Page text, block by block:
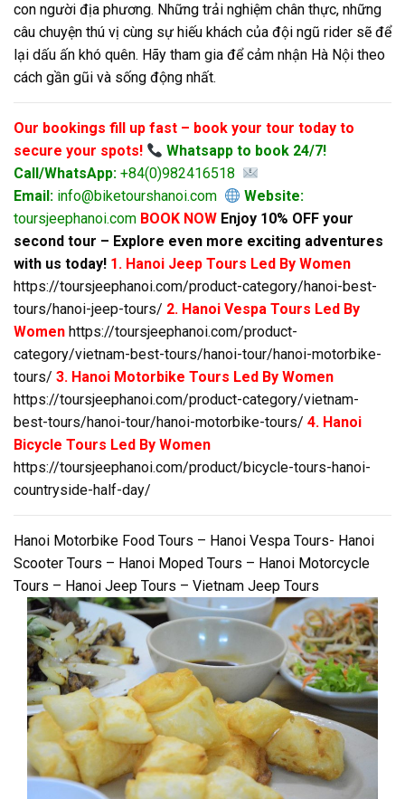
con người địa phương. Những trải nghiệm chân thực, những
câu chuyện thú vị cùng sự hiếu khách của đội ngũ rider sẽ để
lại dấu ấn khó quên. Hãy tham gia để cảm nhận Hà Nội theo
cách gần gũi và sống động nhất.
Our bookings fill up fast – book your tour today to
secure your spots!
Whatsapp to book 24/7!
Call/WhatsApp: +84(0)982416518
Email: info@biketourshanoi.com
Website:
toursjeephanoi.com BOOK NOW Enjoy 10% OFF your
second tour – Explore even more exciting adventures
with us today! 1. Hanoi Jeep Tours Led By Women
https://toursjeephanoi.com/product-category/hanoi-best-
tours/hanoi-jeep-tours/ 2. Hanoi Vespa Tours Led By
Women https://toursjeephanoi.com/product-
category/vietnam-best-tours/hanoi-tour/hanoi-motorbike-
tours/ 3. Hanoi Motorbike Tours Led By Women
https://toursjeephanoi.com/product-category/vietnam-
best-tours/hanoi-tour/hanoi-motorbike-tours/ 4. Hanoi
Bicycle Tours Led By Women
https://toursjeephanoi.com/product/bicycle-tours-hanoi-
countryside-half-day/
Hanoi Motorbike Food Tours – Hanoi Vespa Tours- Hanoi
Scooter Tours – Hanoi Moped Tours – Hanoi Motorcycle
Tours – Hanoi Jeep Tours – Vietnam Jeep Tours